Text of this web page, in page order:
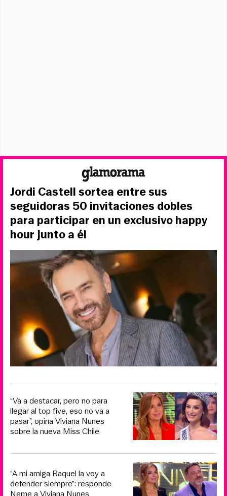
Jordi Castell sortea entre sus
seguidoras 50 invitaciones dobles
para participar en un exclusivo happy
hour junto a él
“Va a destacar, pero no para
llegar al top five, eso no va a
pasar”, opina Viviana Nunes
sobre la nueva Miss Chile
“A mi amiga Raquel la voy a
defender siempre”: responde
Neme a Viviana Nunes